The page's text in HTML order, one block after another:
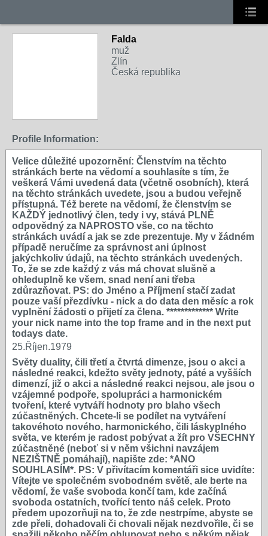
Falda
muž
Zlín
Česká republika
Profile Information:
Velice důležité upozornění: Členstvím na těchto
stránkách berte na vědomí a souhlasíte s tím, že
veškerá Vámi uvedená data (včetně osobních), která
na těchto stránkách uvedete, jsou a budou veřejně
přístupná. Též berete na vědomí, že členstvím se
KAŽDÝ jednotlivý člen, tedy i vy, stává PLNĚ
odpovědný za NAPROSTO vše, co na těchto
stránkách uvádí a jak se zde prezentuje. My v žádném
případě neručíme za správnost ani úplnost
jakýchkoliv údajů, na těchto stránkách uvedených.
To, že se zde každý z vás má chovat slušně a
ohleduplně ke všem, snad není ani třeba
zdůrazňovat. PS: do Jméno a Příjmení stačí zadat
pouze vaší přezdívku - nick a do data den měsíc a rok
vyplnění žádosti o přijetí za člena. ************* Write
your nick name into the top frame and in the next put
todays date.
25.Říjen.1979
Světy duality, čili třetí a čtvrtá dimenze, jsou o akci a
následné reakci, kdežto světy jednoty, páté a vyšších
dimenzí, již o akci a následné reakci nejsou, ale jsou o
vzájemné podpoře, spolupráci a harmonickém
tvoření, které vytváří hodnoty pro blaho všech
zúčastněných. Chcete-li se podílet na vytváření
takovéhoto nového, harmonického, čili láskyplného
světa, ve kterém je radost pobývat a žít pro VŠECHNY
zúčastněné (neboť si v něm všichni navzájem
NEZIŠTNĚ pomáhají), napište zde: *ANO
SOUHLASÍM*. PS: V přivítacím komentáři sice uvidíte:
Vítejte ve společném svobodném světě, ale berte na
vědomí, že vaše svoboda končí tam, kde začíná
svoboda ostatních, tvořící tento náš celek. Proto
předem upozorňuji na to, že zde nestrpíme, abyste se
zde přeli, dohadovali či chovali nějak nezdvořile, či se